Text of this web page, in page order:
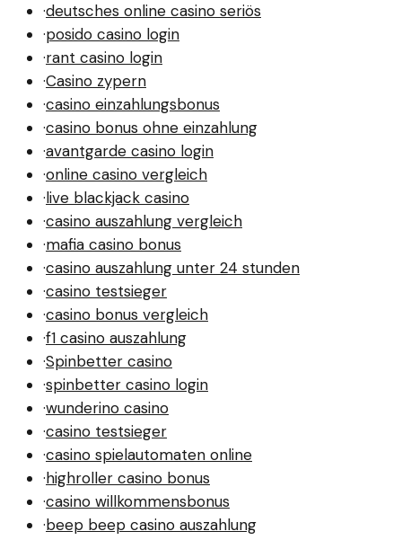
·deutsches online casino seriös
·posido casino login
·rant casino login
·Casino zypern
·casino einzahlungsbonus
·casino bonus ohne einzahlung
·avantgarde casino login
·online casino vergleich
·live blackjack casino
·casino auszahlung vergleich
·mafia casino bonus
·casino auszahlung unter 24 stunden
·casino testsieger
·casino bonus vergleich
·f1 casino auszahlung
·Spinbetter casino
·spinbetter casino login
·wunderino casino
·casino testsieger
·casino spielautomaten online
·highroller casino bonus
·casino willkommensbonus
·beep beep casino auszahlung